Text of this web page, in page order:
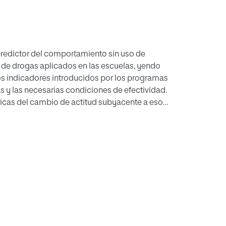
del comportamiento sin uso de
drogas aplicados en las escuelas, yendo
indicadores introducidos por los programas
y las necesarias condiciones de efectividad.
del cambio de actitud subyacente a esos